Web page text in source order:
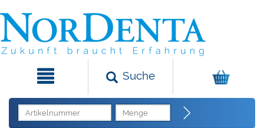
Suche